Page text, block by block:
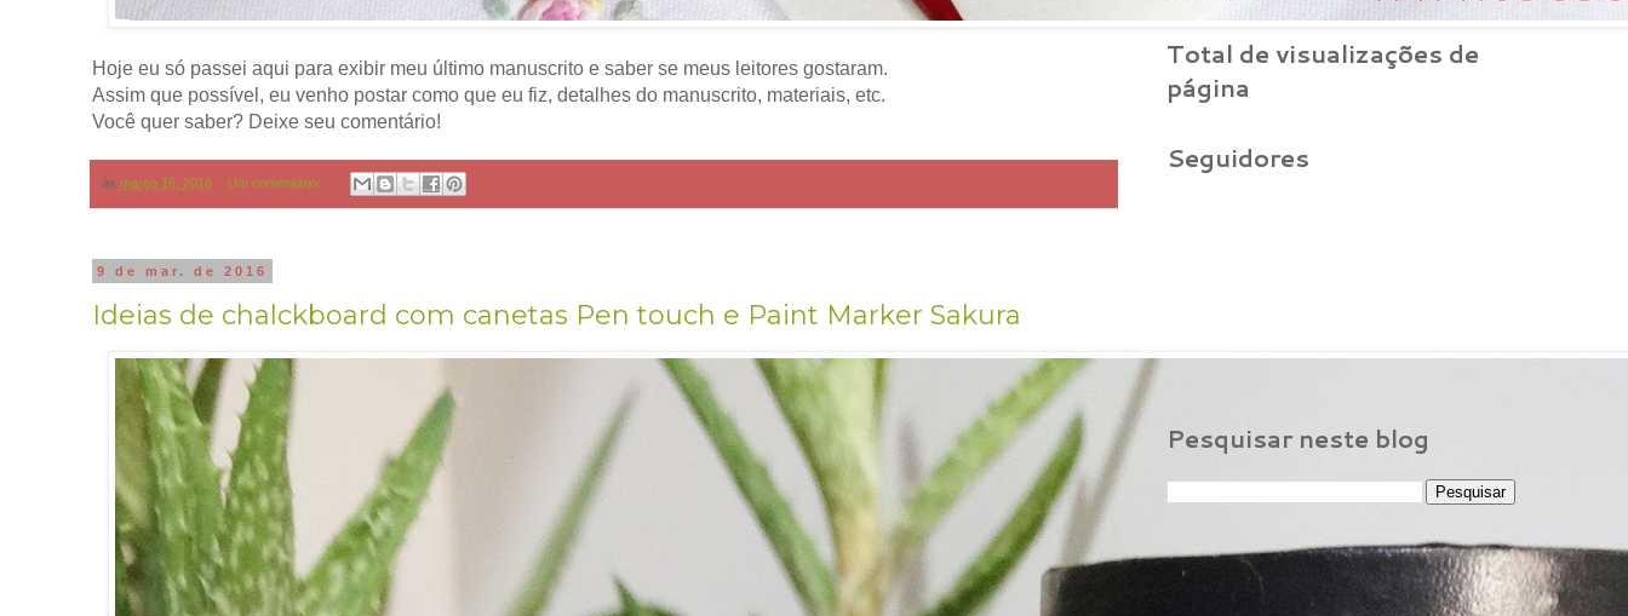
Hoje eu só passei aqui para exibir meu último manuscrito e saber se meus leitores gostaram.
Assim que possível, eu venho postar como que eu fiz, detalhes do manuscrito, materiais, etc.
Você quer saber? Deixe seu comentário!
às março 16, 2016 Um comentário:
9 de mar. de 2016
Ideias de chalckboard com canetas Pen touch e Paint Marker Sakura
Total de visualizações de
página
Seguidores
Pesquisar neste blog